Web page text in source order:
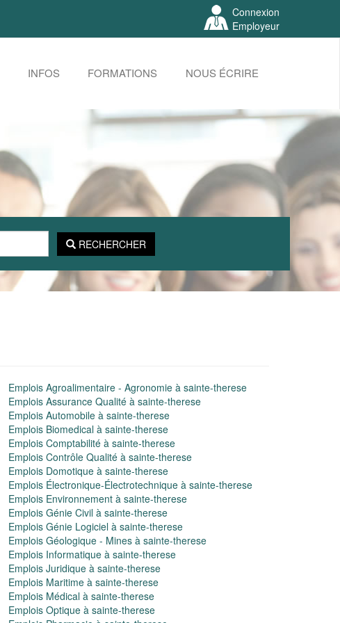
Connexion
Employeur
INFOS FORMATIONS NOUS ÉCRIRE
RECHERCHER
Emplois Agroalimentaire - Agronomie à sainte-therese
Emplois Assurance Qualité à sainte-therese
Emplois Automobile à sainte-therese
Emplois Biomedical à sainte-therese
Emplois Comptabilité à sainte-therese
Emplois Contrôle Qualité à sainte-therese
Emplois Domotique à sainte-therese
Emplois Électronique-Électrotechnique à sainte-therese
Emplois Environnement à sainte-therese
Emplois Génie Civil à sainte-therese
Emplois Génie Logiciel à sainte-therese
Emplois Géologique - Mines à sainte-therese
Emplois Informatique à sainte-therese
Emplois Juridique à sainte-therese
Emplois Maritime à sainte-therese
Emplois Médical à sainte-therese
Emplois Optique à sainte-therese